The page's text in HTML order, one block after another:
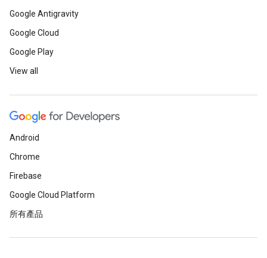
Google Antigravity
Google Cloud
Google Play
View all
Android
Chrome
Firebase
Google Cloud Platform
所有產品